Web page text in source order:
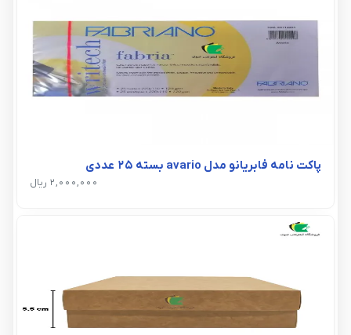
پاکت نامه فابریانو مدل avario بسته 25 عددی
2,000,000 ریال